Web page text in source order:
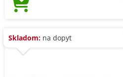
Skladom: na dopyt